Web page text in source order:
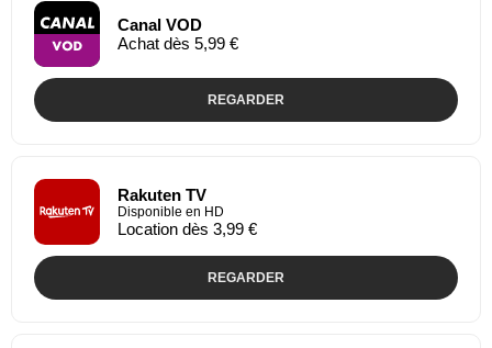
Canal VOD
Achat dès 5,99 €
REGARDER
Rakuten TV
Disponible en HD
Location dès 3,99 €
REGARDER